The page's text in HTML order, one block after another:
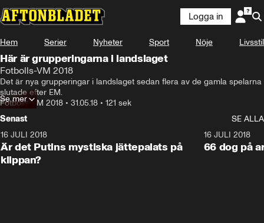
Logga in
Hem Serier Nyheter Sport Nöje Livsstil
Här är grupperingarna i landslaget
Fotbolls-VM 2018
Det är nya grupperingar i landslaget sedan flera av de gamla spelarna
slutade efter EM.
Fotbolls-VM 2018 • 31.05.18 • 121 sek
Se mer
Senast
SE ALLA
16 JULI 2018
Är det Putins mystiska jättepalats på
klippan?
16 JULI 2018
66 dog på